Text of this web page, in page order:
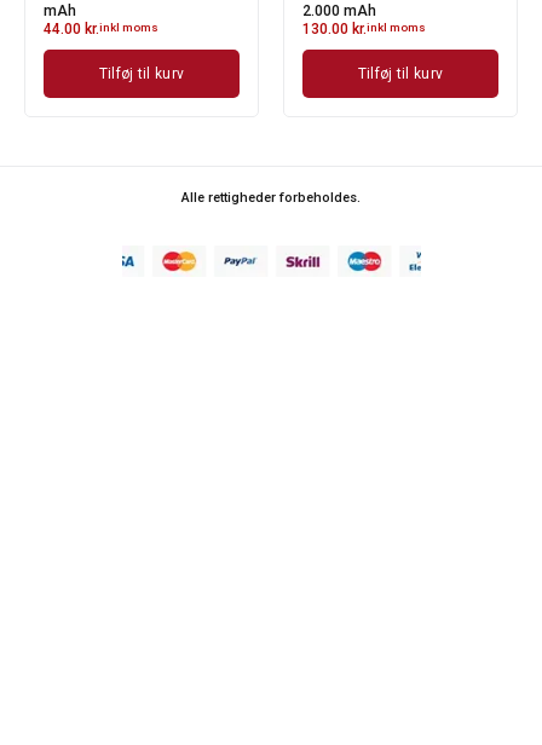
mAh
44.00 kr.inkl moms
Tilføj til kurv
2.000 mAh
130.00 kr.inkl moms
Tilføj til kurv
Alle rettigheder forbeholdes.